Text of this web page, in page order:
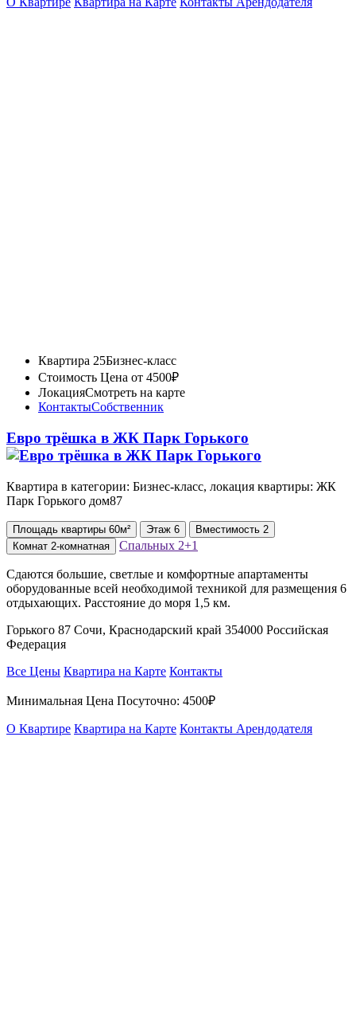
Квартира 25Бизнес-класс
Стоимость Цена от 4500₽
ЛокацияСмотреть на карте
КонтактыСобственник
Евро трёшка в ЖК Парк Горького
Квартира в категории: Бизнес-класс, локация квартиры: ЖК
⁠Парк Горького дом87
Площадь квартиры 60м² Этаж 6 Вместимость 2
Комнат 2-комнатная Спальных 2+1
Сдаются большие, светлые и комфортные апартаменты
оборудованные всей необходимой техникой для размещения 6
отдыхающих. Расстояние до моря 1,5 км.
Горького 87 Сочи, Краснодарский край 354000 Российская
Федерация
Все Цены Квартира на Карте Контакты
Минимальная Цена Посуточно: 4500₽
О Квартире Квартира на Карте Контакты Арендодателя